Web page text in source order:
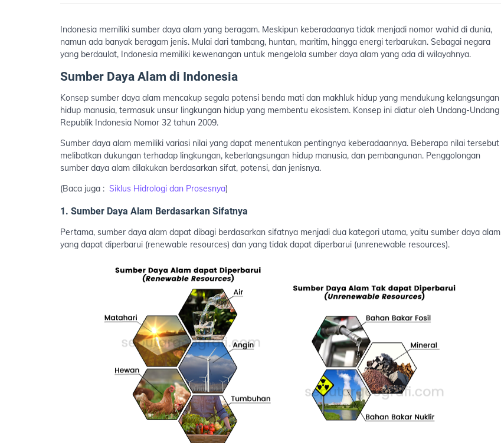
Indonesia memiliki sumber daya alam yang beragam. Meskipun keberadaanya tidak menjadi nomor wahid di dunia,
namun ada banyak beragam jenis. Mulai dari tambang, huntan, maritim, hingga energi terbarukan. Sebagai negara
yang berdaulat, Indonesia memiliki kewenangan untuk mengelola sumber daya alam yang ada di wilayahnya.
Sumber Daya Alam di Indonesia
Konsep sumber daya alam mencakup segala potensi benda mati dan makhluk hidup yang mendukung kelangsungan
hidup manusia, termasuk unsur lingkungan hidup yang membentu ekosistem. Konsep ini diatur oleh Undang-Undang
Republik Indonesia Nomor 32 tahun 2009.
Sumber daya alam memiliki variasi nilai yang dapat menentukan pentingnya keberadaannya. Beberapa nilai tersebut
melibatkan dukungan terhadap lingkungan, keberlangsungan hidup manusia, dan pembangunan. Penggolongan
sumber daya alam dilakukan berdasarkan sifat, potensi, dan jenisnya.
(Baca juga : Siklus Hidrologi dan Prosesnya)
1. Sumber Daya Alam Berdasarkan Sifatnya
Pertama, sumber daya alam dapat dibagi berdasarkan sifatnya menjadi dua kategori utama, yaitu sumber daya alam
yang dapat diperbarui (renewable resources) dan yang tidak dapat diperbarui (unrenewable resources).